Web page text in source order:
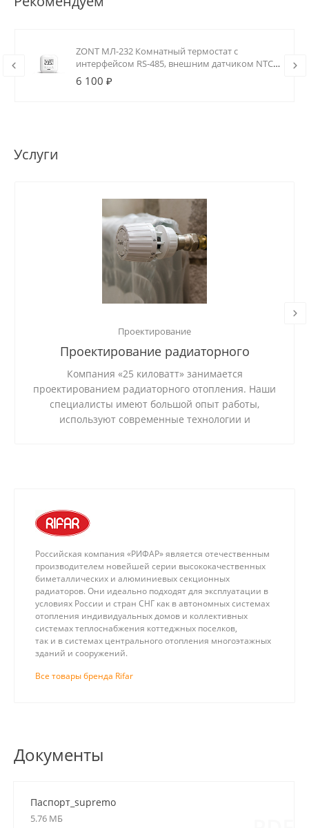
ZONT МЛ-232 Комнатный термостат с
интерфейсом RS-485, внешним датчиком NTC
и реле (0.5А)
6 100 ₽
Услуги
Проектирование
Проектирование радиаторного
отопления
Компания «25 киловатт» занимается
проектированием радиаторного отопления. Наши
специалисты имеют большой опыт работы,
используют современные технологии и
Российская компания «РИФАР» является отечественным
производителем новейшей серии высококачественных
биметаллических и алюминиевых секционных
радиаторов. Они идеально подходят для эксплуатации в
условиях России и стран СНГ как в автономных системах
отопления индивидуальных домов и коллективных
системах теплоснабжения коттеджных поселков,
так и в системах центрального отопления многоэтажных
зданий и сооружений.
Все товары бренда Rifar
Документы
Паспорт_supremo
5.76 МБ